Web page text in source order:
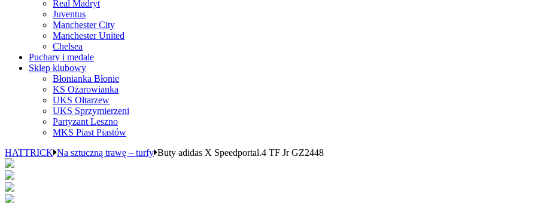
Real Madryt
Juventus
Manchester City
Manchester United
Chelsea
Puchary i medale
Sklep klubowy
Błonianka Błonie
KS Ożarowianka
UKS Ołtarzew
UKS Sprzymierzeni
Partyzant Leszno
MKS Piast Piastów
HATTRICK Na sztuczną trawę – turfy Buty adidas X Speedportal.4 TF Jr GZ2448